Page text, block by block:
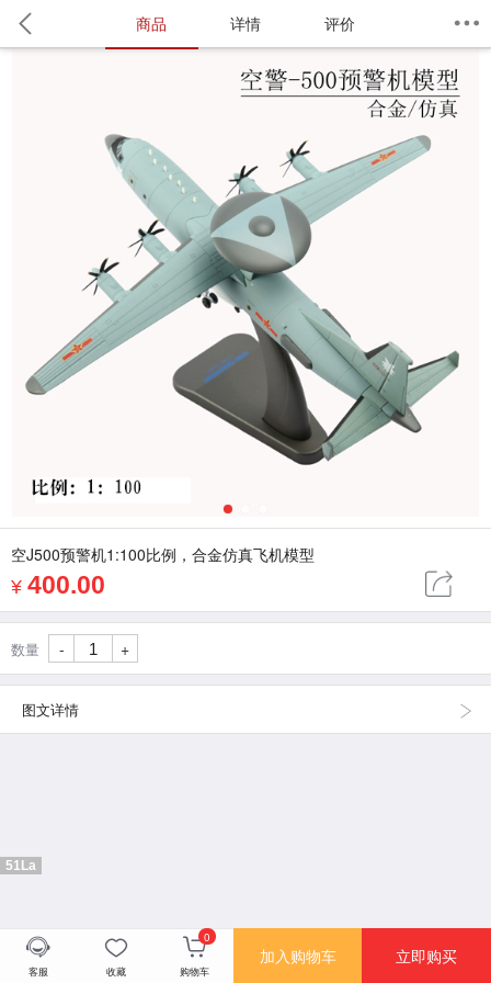
商品 详情 评价
空J500预警机1:100比例，合金仿真飞机模型
¥ 400.00
数量 - +
图文详情
客服 收藏
0
购物车
加入购物车 立即购买
51La